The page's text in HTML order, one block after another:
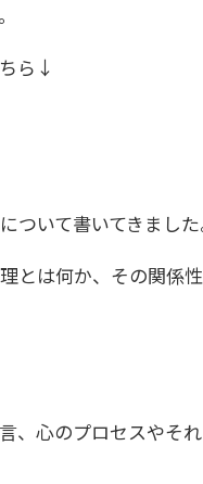
ら↓
ついて書いてきました
は何か、その関係性
、心のプロセスやそれ